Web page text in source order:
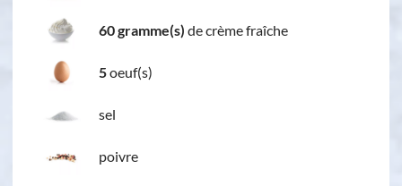
60 gramme(s) de crème fraîche
5oeuf(s)
sel
poivre